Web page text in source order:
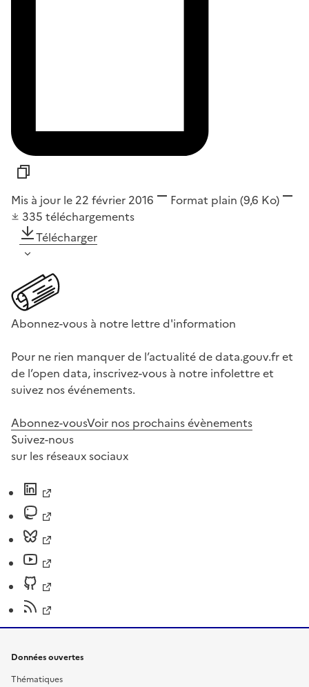
Mis à jour le 22 février 2016 Format plain (9,6 Ko)
335 téléchargements
Télécharger
Abonnez-vous à notre lettre d'information
Pour ne rien manquer de l’actualité de data.gouv.fr et
de l’open data, inscrivez-vous à notre infolettre et
suivez nos événements.
Abonnez-vousVoir nos prochains évènements
Suivez-nous
sur les réseaux sociaux
Données ouvertes
Thématiques